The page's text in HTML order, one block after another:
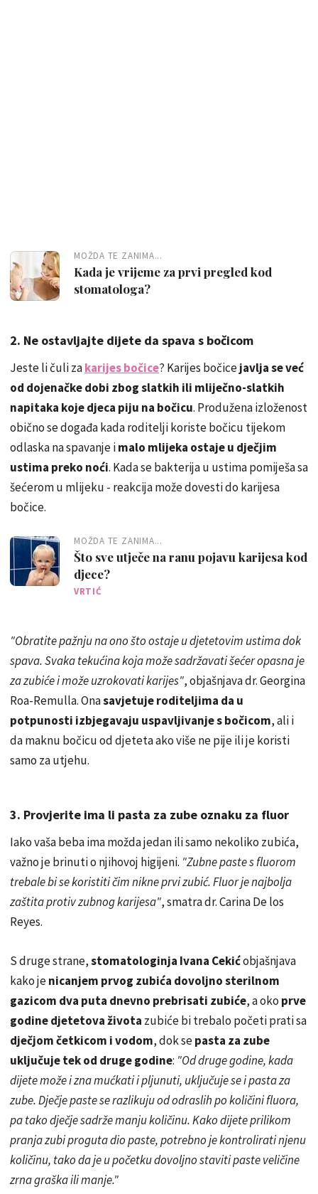
MOŽDA TE ZANIMA...
Kada je vrijeme za prvi pregled kod
stomatologa?
2. Ne ostavljajte dijete da spava s bočicom
Jeste li čuli zakarijes bočice? Karijes bočicejavlja se već
od dojenačke dobi zbog slatkih ili mliječno-slatkih
napitaka koje djeca piju na bočicu. Produžena izloženost
obično se događa kada roditelji koriste bočicu tijekom
odlaska na spavanje imalo mlijeka ostaje u dječjim
ustima preko noći. Kada se bakterija u ustima pomiješa sa
šećerom u mlijeku - reakcija može dovesti do karijesa
bočice.
MOŽDA TE ZANIMA...
Što sve utječe na ranu pojavu karijesa kod
djece?
VRTIĆ
"Obratite pažnju na ono što ostaje u djetetovim ustima dok
spava. Svaka tekućina koja može sadržavati šećer opasna je
za zubiće i može uzrokovati karijes", objašnjava dr. Georgina
Roa-Remulla. Onasavjetuje roditeljima da u
potpunosti izbjegavaju uspavljivanje s bočicom, ali i
da maknu bočicu od djeteta ako više ne pije ili je koristi
samo za utjehu.
3. Provjerite ima li pasta za zube oznaku za fluor
Iako vaša beba ima možda jedan ili samo nekoliko zubića,
važno je brinuti o njihovoj higijeni. "Zubne paste s fluorom
trebale bi se koristiti čim nikne prvi zubić. Fluor je najbolja
zaštita protiv zubnog karijesa", smatra dr. Carina De los
Reyes.
S druge strane,stomatologinja Ivana Cekićobjašnjava
kako jenicanjem prvog zubića dovoljno sterilnom
gazicom dva puta dnevno prebrisati zubiće, a oko prve
godine djetetova života zubiće bi trebalo početi prati sa
dječjom četkicom i vodom, dok sepasta za zube
uključuje tek od druge godine: "Od druge godine, kada
dijete može i zna mućkati i pljunuti, uključuje se i pasta za
zube. Dječje paste se razlikuju od odraslih po količini fluora,
pa tako dječje sadrže manju količinu. Kako dijete prilikom
pranja zubi proguta dio paste, potrebno je kontrolirati njenu
količinu, tako da je u početku dovoljno staviti paste veličine
zrna graška ili manje."